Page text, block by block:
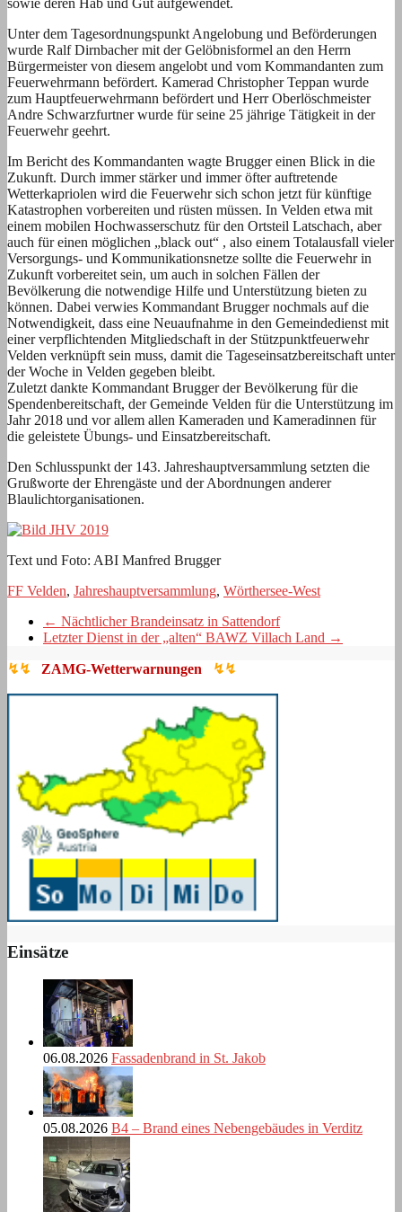
Unter dem Tagesordnungspunkt Angelobung und Beförderungen
wurde Ralf Dirnbacher mit der Gelöbnisformel an den Herrn
Bürgermeister von diesem angelobt und vom Kommandanten zum
Feuerwehrmann befördert. Kamerad Christopher Teppan wurde
zum Hauptfeuerwehrmann befördert und Herr Oberlöschmeister
Andre Schwarzfurtner wurde für seine 25 jährige Tätigkeit in der
Feuerwehr geehrt.
Im Bericht des Kommandanten wagte Brugger einen Blick in die
Zukunft. Durch immer stärker und immer öfter auftretende
Wetterkapriolen wird die Feuerwehr sich schon jetzt für künftige
Katastrophen vorbereiten und rüsten müssen. In Velden etwa mit
einem mobilen Hochwasserschutz für den Ortsteil Latschach, aber
auch für einen möglichen „black out“ , also einem Totalausfall vieler
Versorgungs- und Kommunikationsnetze sollte die Feuerwehr in
Zukunft vorbereitet sein, um auch in solchen Fällen der
Bevölkerung die notwendige Hilfe und Unterstützung bieten zu
können. Dabei verwies Kommandant Brugger nochmals auf die
Notwendigkeit, dass eine Neuaufnahme in den Gemeindedienst mit
einer verpflichtenden Mitgliedschaft in der Stützpunktfeuerwehr
Velden verknüpft sein muss, damit die Tageseinsatzbereitschaft unter
der Woche in Velden gegeben bleibt.
Zuletzt dankte Kommandant Brugger der Bevölkerung für die
Spendenbereitschaft, der Gemeinde Velden für die Unterstützung im
Jahr 2018 und vor allem allen Kameraden und Kameradinnen für
die geleistete Übungs- und Einsatzbereitschaft.
Den Schlusspunkt der 143. Jahreshauptversammlung setzten die
Grußworte der Ehrengäste und der Abordnungen anderer
Blaulichtorganisationen.
Text und Foto: ABI Manfred Brugger
FF Velden, Jahreshauptversammlung, Wörthersee-West
← Nächtlicher Brandeinsatz in Sattendorf
Letzter Dienst in der „alten“ BAWZ Villach Land →
↯↯ ZAMG-Wetterwarnungen ↯↯
Einsätze
06.08.2026 Fassadenbrand in St. Jakob
05.08.2026 B4 – Brand eines Nebengebäudes in Verditz